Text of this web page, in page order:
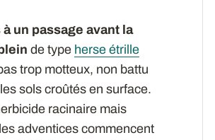
un passage avant la
de type herse étrille
trop motteux, non battu
sols croûtés en surface.
racinaire mais
adventices commencent